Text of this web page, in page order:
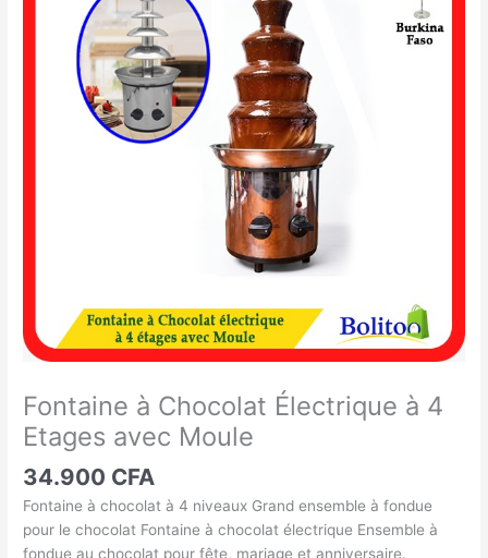
Fontaine à Chocolat Électrique à 4
Etages avec Moule
34.900 CFA
Fontaine à chocolat à 4 niveaux Grand ensemble à fondue
pour le chocolat Fontaine à chocolat électrique Ensemble à
fondue au chocolat pour fête, mariage et anniversaire.
Chocolat
Électrique